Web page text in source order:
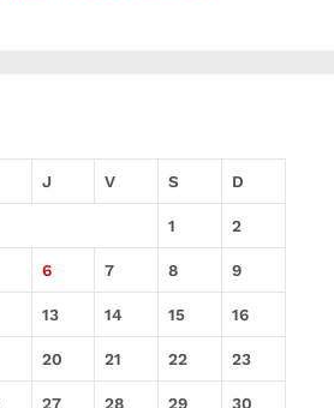
J V S D
1 2
6 7 8 9
13 14 15 16
20 21 22 23
27 28 29 30